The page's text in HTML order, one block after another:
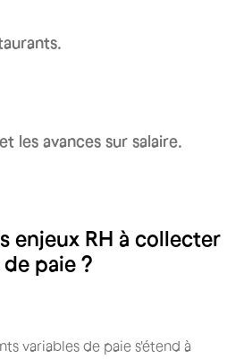
les avances sur salaire.
enjeux RH à collecter
paie ?
variables de paie s'étend à